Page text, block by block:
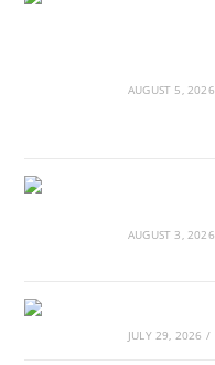
AUGUST 5, 2026
AUGUST 3, 2026
JULY 29, 2026 /